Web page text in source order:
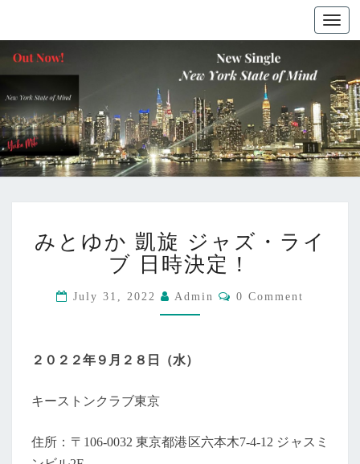
と
ゆ
か
凱
旋
ズ
ブ
みとゆか 凱旋 ジャズ・ライ
ブ 日時決定！
July 31, 2022 Admin
C
0 Comment
２０２２年９月２８日（水）
キーストンクラブ東京
住所：〒106-0032 東京都港区六本木7-4-12 ジャスミ